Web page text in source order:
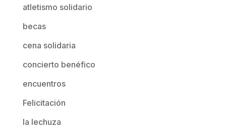
atletismo solidario
becas
cena solidaria
concierto benéfico
encuentros
Felicitación
la lechuza